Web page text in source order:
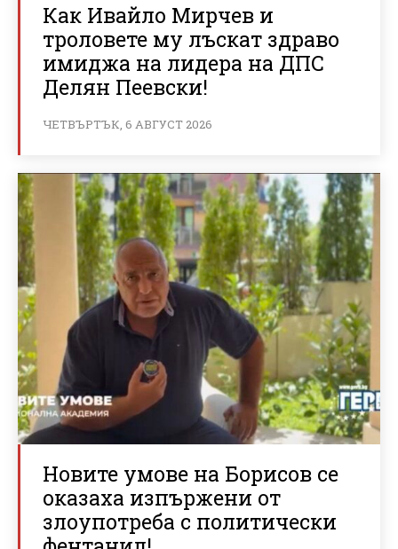
Как Ивайло Мирчев и
троловете му лъскат здраво
имиджа на лидера на ДПС
Делян Пеевски!
ЧЕТВЪРТЪК, 6 АВГУСТ 2026
Новите умове на Борисов се
оказаха изпържени от
злоупотреба с политически